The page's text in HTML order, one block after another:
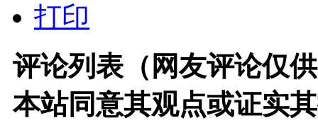
打印
评论列表（网友评论仅
本站同意其观点或证实